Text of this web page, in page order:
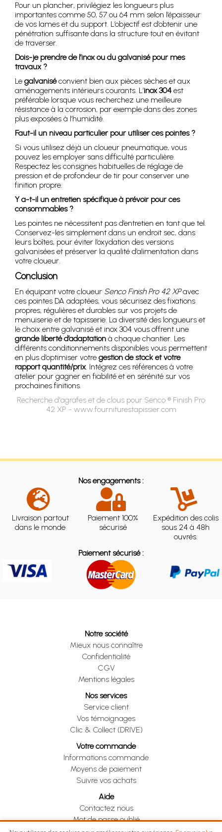
Pour un plancher, privilégiez les longueurs plus
importantes comme 50, 57 ou 64 mm selon l’épaisseur
de vos lames et du support. L’objectif est d’obtenir une
pénétration suffisante dans la structure tout en évitant
de traverser.
Dois-je prendre de l’inox ou du galvanisé pour mes
travaux ?
Le galvaniséconvient bien aux pièces sèches et aux
aménagements intérieurs courants. L’inox 304 est
préférable lorsque vous recherchez une meilleure
résistance à la corrosion, par exemple dans des zones
plus exposées à l’humidité.
Faut-il un niveau particulier pour utiliser ces pointes ?
Si vous utilisez déjà un cloueur pneumatique, vous
pouvez les employer sans difficulté particulière.
Respectez les consignes habituelles de réglage de
pression et de profondeur de tir pour conserver une
finition propre.
Y a-t-il un entretien spécifique à prévoir pour ces
consommables ?
Les pointes ne nécessitent pas d’entretien en tant que tel.
Conservez-les simplement dans un endroit sec, dans
leurs boîtes, pour éviter l’oxydation des versions
galvanisées et préserver la qualité d’alimentation dans
votre cloueur.
Conclusion
En équipant votre cloueur Senco Finish Pro 42 XPavec
ces pointes DA adaptées, vous sécurisez des fixations
propres, régulières et durables sur vos projets de
menuiserie et de tapisserie. La diversité des longueurs et
le choix entre galvanisé et inox 304 vous offrent une
grande liberté d’adaptation à chaque chantier. Les
différents conditionnements disponibles vous permettent
en plus d’optimiser votre gestion de stock et votre
rapport quantité/prix. Intégrez ces références à votre
atelier pour gagner en fiabilité et en sérénité sur vos
prochaines finitions.
Recherche d'agrafes et de clous pour Senco ® Finish Pro
42 XP - www.fourniturestapissier.com
Nos engagements :
Livraison partout
dans le monde
Paiement 100%
sécurisé
Expédition des colis
sous 24 à 48h
ouvrés.
Paiement sécurisé :
Notre société
Mieux nous connaître
Confidentialité
CGV
Mentions légales
Nos services
Service client
Vos témoignages
Clic & Collect (DRIVE)
Votre commande
Informations commande
Moyens de paiement
Suivre vos achats
Aide
Contactez nous
Mot de passe oublié